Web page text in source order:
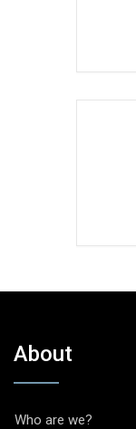
About
Who are we?